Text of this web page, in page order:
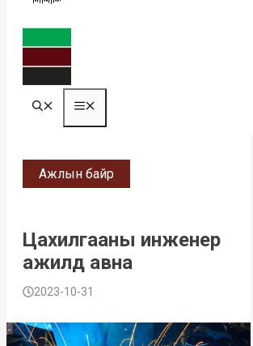
Ажлын байр
Цахилгааны инженер
ажилд авна
2023-10-31